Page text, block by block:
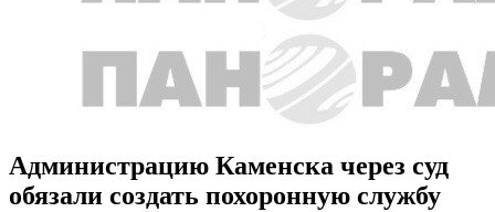
Администрацию Каменска через суд
обязали создать похоронную службу